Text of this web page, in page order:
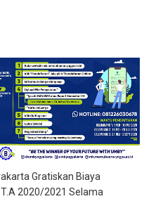
Gratiskan Biaya
2020/2021 Selama